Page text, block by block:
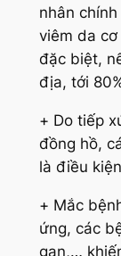
nhân
viêm da
đặc biệt,
địa, tới
+ Do tiếp
đồng hồ,
là điều
+ Mắc
ứng, các
gan,…